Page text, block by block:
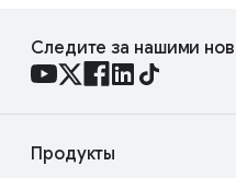
Следите за нашими
Продукты